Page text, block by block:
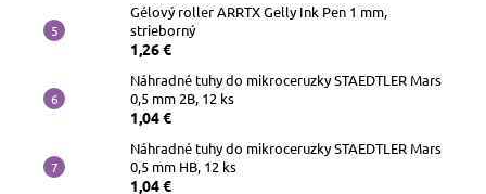
Gélový roller ARRTX Gelly Ink Pen 1 mm,
strieborný
1,26 €
Náhradné tuhy do mikroceruzky STAEDTLER Mars
0,5 mm 2B, 12 ks
1,04 €
Náhradné tuhy do mikroceruzky STAEDTLER Mars
0,5 mm HB, 12 ks
1,04 €